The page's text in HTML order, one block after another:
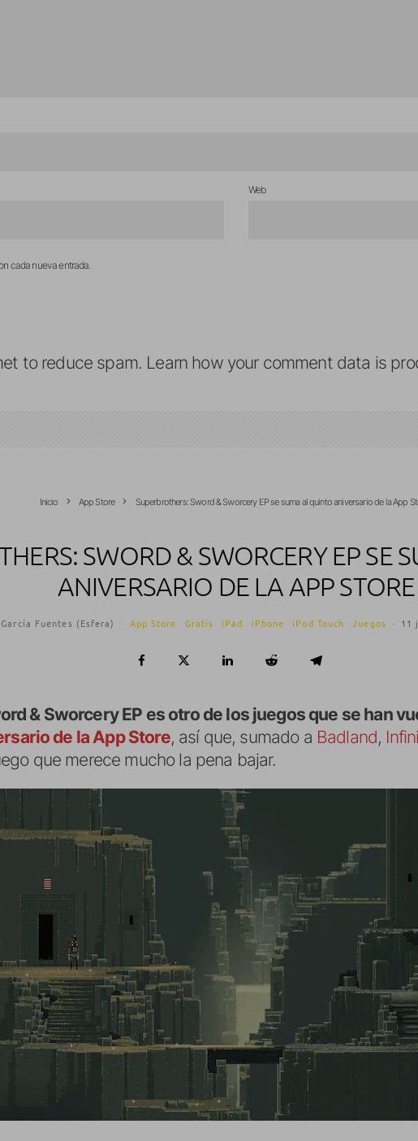
Web
cada nueva entrada.
to reduce spam. Learn how your comment data is
Inicio App Store Superbrothers: Sword & Sworcery EP se suma al quinto aniversario de la App
SWORD & SWORCERY EP SE
ANIVERSARIO DE LA APP STORE
Fuentes (Esfera) · App Store Gratis iPad iPhone iPod Touch Juegos · 11
& Sworcery EP es otro de los juegos que se han
de la App Store, así que, sumado a Badland,
que merece mucho la pena bajar.